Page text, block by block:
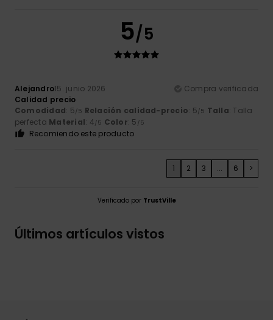
5/5
Alejandro15. junio 2026
Compra verificada
Calidad precio
Comodidad: 5/5 Relación calidad-precio: 5/5 Talla: Talla
perfecta Material: 4/5 Color: 5 /5
Recomiendo este producto
1 2 3 ... 6 >
Verificado por TrustVille
Últimos artículos vistos